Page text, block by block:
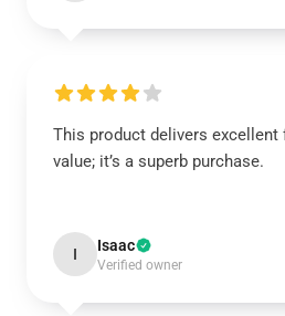
This product delivers excellent
value; it’s a superb purchase.
I Isaac
Verified owner